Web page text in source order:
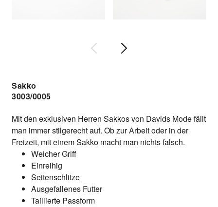
Sakko
3003/0005
Mit den exklusiven Herren Sakkos von Davids Mode fällt
man immer stilgerecht auf. Ob zur Arbeit oder in der
Freizeit, mit einem Sakko macht man nichts falsch.
Weicher Griff
Einreihig
Seitenschlitze
Ausgefallenes Futter
Taillierte Passform